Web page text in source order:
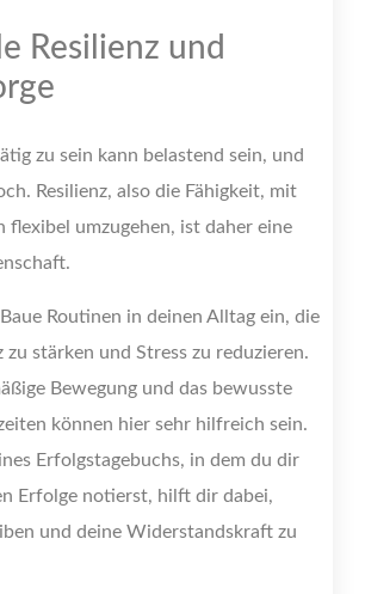
Resilienz und
zu sein kann belastend sein, und
Resilienz, also die Fähigkeit, mit
flexibel umzugehen, ist daher eine
Baue Routinen in deinen Alltag ein, die
zu stärken und Stress zu reduzieren.
Bewegung und das bewusste
können hier sehr hilfreich sein.
Erfolgstagebuchs, in dem du dir
Erfolge notierst, hilft dir dabei,
und deine Widerstandskraft zu